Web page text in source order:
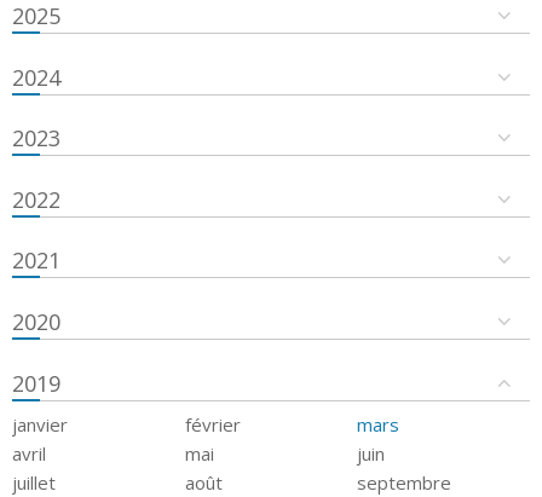
2025
2024
2023
2022
2021
2020
2019
janvier février
mars
avril
mai
juin
juillet
août
septembre